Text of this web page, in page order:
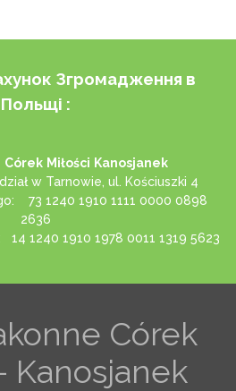
Згромадження в
Польщі :
Córek Miłości Kanosjanek
w Tarnowie, ul. Kościuszki 4
73 1240 1910 1111 0000 0898
2636
1240 1910 1978 0011 1319 5623
Córek
Kanosjanek